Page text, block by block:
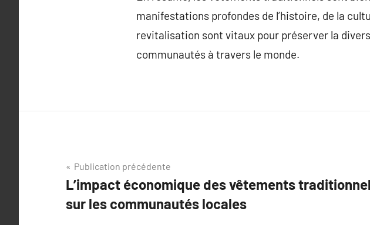
manifestations profondes de l’histoire, de la
revitalisation sont vitaux pour préserver la
communautés à travers le monde.
Navigation
de
l’article
Publication précédente
L’impact économique des vêtements
sur les communautés locales